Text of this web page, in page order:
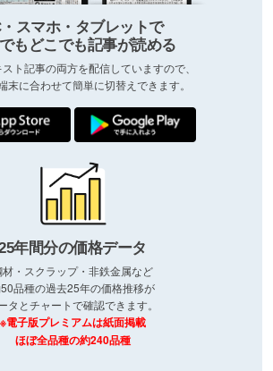
スマホ・タブレットで
もどこでも記事が読める
ト記事の両方を配信していますので、
末に合わせて簡単に切替えできます。
年間分の価格データ
材・スクラップ・非鉄金属など
品種の過去25年の価格推移が
タとチャートで確認できます。
※電子版プレミアムは紙面掲載
ほぼ全品種の約240品種